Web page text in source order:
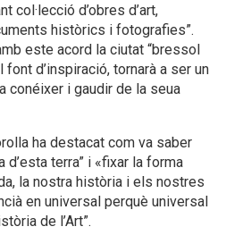
col·lecció d’obres d’art,
històrics i fotografies”.
este acord la ciutat “bressol
d’inspiració, tornarà a ser un
conéixer i gaudir de la seua
ha destacat com va saber
d’esta terra” i «fixar la forma
la nostra història i els nostres
en universal perquè universal
de l’Art”.